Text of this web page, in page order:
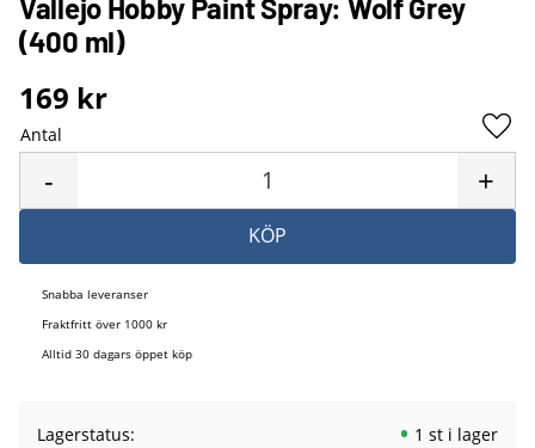
Vallejo Hobby Paint Spray: Wolf Grey
(400 ml)
169 kr
Antal
+
-
KÖP
Snabba leveranser
Fraktfritt över 1000 kr
Alltid 30 dagars öppet köp
Lagerstatus
1 st i lager